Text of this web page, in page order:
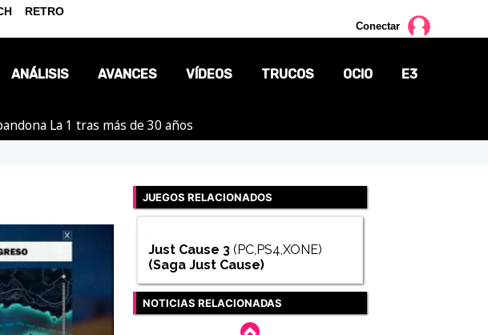
Conectar
ANÁLISIS AVANCES VÍDEOS TRUCOS OCIO E3
La 1 tras más de 30 años
JUEGOS RELACIONADOS
Just Cause 3 (PC,PS4,XONE)
(Saga Just Cause)
NOTICIAS RELACIONADAS
RETRO